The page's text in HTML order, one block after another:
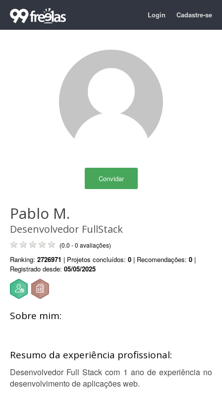
Login Cadastre-se
Convidar
Pablo M.
Desenvolvedor FullStack
(0.0 - 0 avaliações)
Ranking: 2726971 | Projetos concluídos: 0 | Recomendações: 0 |
Registrado desde: 05/05/2025
Sobre mim:
Resumo da experiência profissional:
Desenvolvedor Full Stack com 1 ano de experiência no
desenvolvimento de aplicações web.